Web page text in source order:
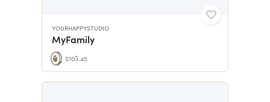
YOURHAPPYSTUDIO
MyFamily
$103.45